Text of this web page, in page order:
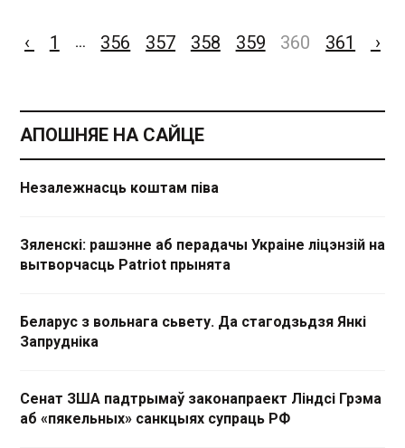
‹ 1 … 356 357 358 359 360 361 ›
АПОШНЯЕ НА САЙЦЕ
Незалежнасць коштам піва
Зяленскі: рашэнне аб перадачы Украіне ліцэнзій на
вытворчасць Patriot прынята
Беларус з вольнага сьвету. Да стагодзьдзя Янкі
Запрудніка
Сенат ЗША падтрымаў законапраект Ліндсі Грэма
аб «пякельных» санкцыях супраць РФ